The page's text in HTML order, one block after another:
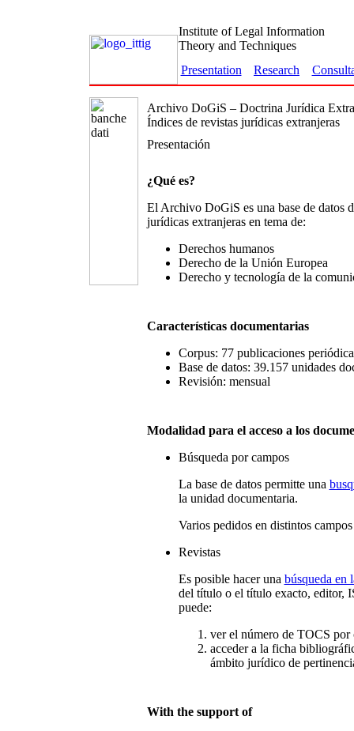
Institute of Legal Information
Theory and Techniques
Presentation
Research
Archivo DoGiS – Doctrina Jurídica
Índices de revistas jurídicas extranjeras
Presentación
¿Qué es?
El Archivo DoGiS es una base de datos
jurídicas extranjeras en tema de:
Derechos humanos
Derecho de la Unión Europea
Derecho y tecnología de la
Características documentarias
Corpus: 77publicaciones
Base de datos: 39.157 unidades
Revisión: mensual
Modalidad para el acceso a los
Búsqueda por campos
La base de datos permitte una
la unidad documentaria.
Varios pedidos en distintos
Revistas
Es posible hacer una búsqueda en
del título o el título exacto, editor,
puede:
ver el número de TOCS por
acceder a la ficha
ámbito jurídico de
With the support of